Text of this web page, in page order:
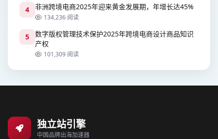
4 非洲跨境电商2025年迎来黄金发展期，年增长达45%
134,236 阅读
5
数字版权管理技术保护2025年跨境电商设计商品知识
产权
101,309 阅读
独立站引擎
中国品牌出海加速器